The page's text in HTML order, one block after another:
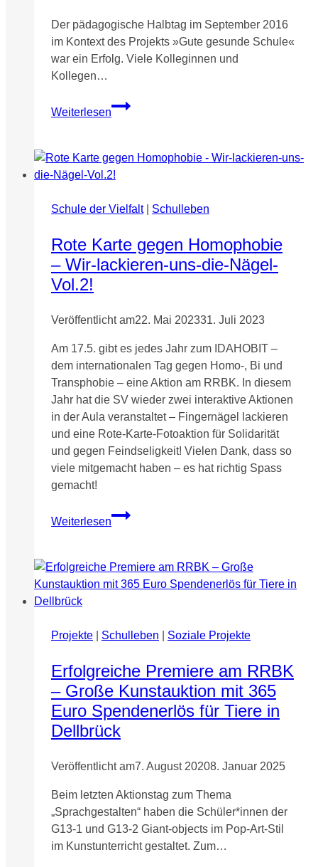
Der pädagogische Halbtag im September 2016
im Kontext des Projekts »Gute gesunde Schule«
war ein Erfolg. Viele Kolleginnen und
Kollegen…
Weiterlesen
Respekt
zeigen
Schule der Vielfalt| Schulleben
Rote Karte gegen Homophobie
– Wir-lackieren-uns-die-Nägel-
Vol.2!
Veröffentlicht am22. Mai 202331. Juli 2023
Am 17.5. gibt es jedes Jahr zum IDAHOBIT –
dem internationalen Tag gegen Homo-, Bi und
Transphobie – eine Aktion am RRBK. In diesem
Jahr hat die SV wieder zwei interaktive Aktionen
in der Aula veranstaltet – Fingernägel lackieren
und eine Rote-Karte-Fotoaktion für Solidarität
und gegen Feindseligkeit! Vielen Dank, dass so
viele mitgemacht haben – es hat richtig Spass
gemacht!
Weiterlesen
Rote
Karte
Homophobie
–
uns-
Nägel-
Vol.2!
Projekte Schulleben Soziale Projekte
Erfolgreiche Premiere am RRBK
– Große Kunstauktion mit 365
Euro Spendenerlös für Tiere in
Dellbrück
Veröffentlicht am7. August 20208. Januar 2025
Beim letzten Aktionstag zum Thema
„Sprachgestalten“ haben die Schüler*innen der
G13-1 und G13-2 Giant-objects im Pop-Art-Stil
im Kunstunterricht gestaltet. Zum…